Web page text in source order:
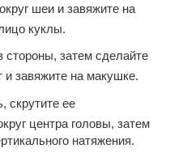
шеи и завяжите на
куклы.
стороны, затем сделайте
и завяжите на макушке.
скрутите ее
центра головы, затем
натяжения.